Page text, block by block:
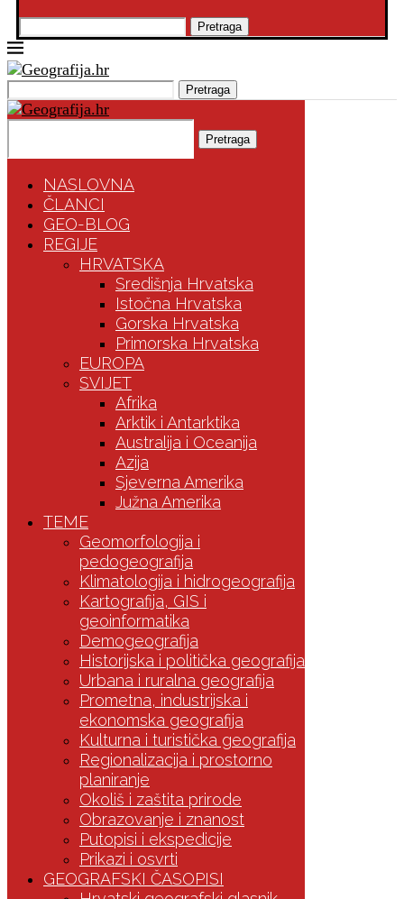
Pretraga
Pretraga
Pretraga
NASLOVNA
ČLANCI
GEO-BLOG
REGIJE
HRVATSKA
Središnja Hrvatska
Istočna Hrvatska
Gorska Hrvatska
Primorska Hrvatska
EUROPA
SVIJET
Afrika
Arktik i Antarktika
Australija i Oceanija
Azija
Sjeverna Amerika
Južna Amerika
TEME
Geomorfologija i
pedogeografija
Klimatologija i hidrogeografija
Kartografija, GIS i
geoinformatika
Demogeografija
Historijska i politička geografija
Urbana i ruralna geografija
Prometna, industrijska i
ekonomska geografija
Kulturna i turistička geografija
Regionalizacija i prostorno
planiranje
Okoliš i zaštita prirode
Obrazovanje i znanost
Putopisi i ekspedicije
Prikazi i osvrti
GEOGRAFSKI ČASOPISI